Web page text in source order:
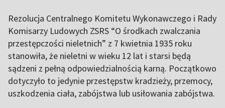
Rezolucja Centralnego Komitetu Wykonawczego i Rady
Komisarzy Ludowych ZSRS “O środkach zwalczania
przestępczości nieletnich” z 7 kwietnia 1935 roku
stanowiła, że ​​nieletni w wieku 12 lat i starsi będą
sądzeni z pełną odpowiedzialnością karną. Początkowo
dotyczyło to jedynie przestępstw kradzieży, przemocy,
uszkodzenia ciała, zabójstwa lub usiłowania zabójstwa.